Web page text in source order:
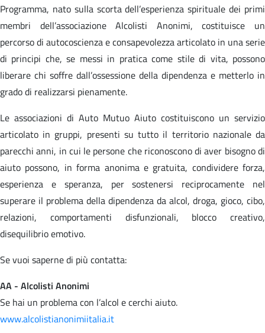
Programma, nato sulla scorta dell’esperienza spirituale dei primi
membri dell’associazione Alcolisti Anonimi, costituisce un
percorso di autocoscienza e consapevolezza articolato in una serie
di principi che, se messi in pratica come stile di vita, possono
liberare chi soffre dall’ossessione della dipendenza e metterlo in
grado di realizzarsi pienamente.
Le associazioni di Auto Mutuo Aiuto costituiscono un servizio
articolato in gruppi, presenti su tutto il territorio nazionale da
parecchi anni, in cui le persone che riconoscono di aver bisogno di
aiuto possono, in forma anonima e gratuita, condividere forza,
esperienza e speranza, per sostenersi reciprocamente nel
superare il problema della dipendenza da alcol, droga, gioco, cibo,
relazioni, comportamenti disfunzionali, blocco creativo,
disequilibrio emotivo.
Se vuoi saperne di più contatta:
AA - Alcolisti Anonimi
Se hai un problema con l’alcol e cerchi aiuto.
www.alcolistianonimiitalia.it